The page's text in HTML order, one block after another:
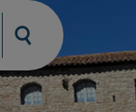
Moteur de